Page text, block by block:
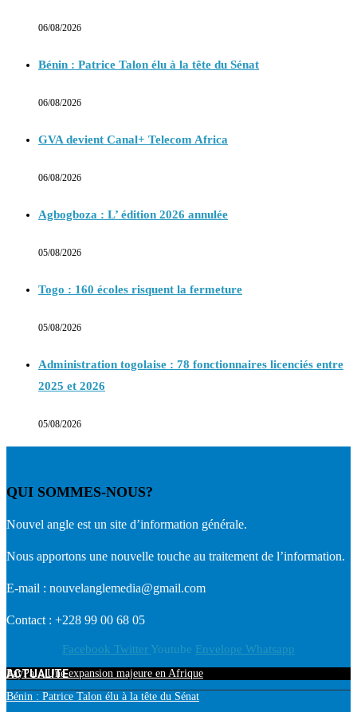
06/08/2026
Bénin : Patrice Talon élu à la tête du Sénat
06/08/2026
GVA devient Canal+ Telecom Africa
06/08/2026
Agbogboza : L’ édition 2026 annulée
05/08/2026
Togo : 160 écoles risquent la fermeture
05/08/2026
Administration togolaise : 78 fonctionnaires licenciés entre
2025 et 2026
05/08/2026
QUI SOMMES-NOUS?
Nouvel angle est un site d’information générale.
Nous apportons une nouvelle touche au traitement de l’information.
E-mail : nouvelanglemedia@gmail.com
Contact : +228 99 00 68 05
Facebook Twitter Youtube Envelope Whatsapp
ACTUALITE
PayPal : Une expansion majeure en Afrique
Bénin : Patrice Talon élu à la tête du Sénat